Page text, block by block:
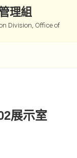
理組
Division, Office of
展示室